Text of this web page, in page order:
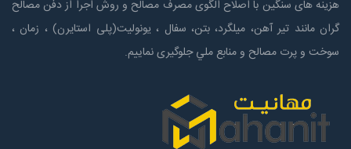
هزینه های سنگین با اصلاح الگوی مصرف مصالح و روش اجرا از دفن مصالح
گران مانند تیر آهن، میلگرد، بتن، سفال ، یونولیت(پلی استايرن) ، زمان ،
سوخت و پرت مصالح و منابع ملي جلوگیری نماییم.